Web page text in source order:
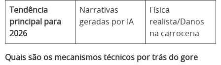
Tendência
principal para
2026
Narrativas
geradas por IA
Física
realista/Danos
na carroceria
Quais são os mecanismos técnicos por trás do gore